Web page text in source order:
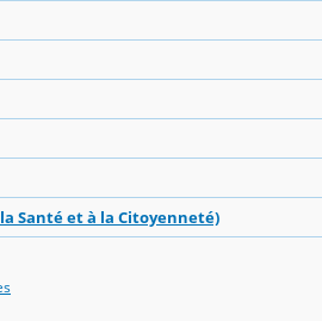
Santé et à la Citoyenneté)